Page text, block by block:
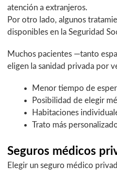
atención a extranjeros.
Por otro lado, algunos
disponibles en la Seguridad
Muchos pacientes —tanto
eligen la sanidad privada por
Menor tiempo de
Posibilidad de elegir
Habitaciones
Trato más
Seguros médicos
Elegir un seguro médico